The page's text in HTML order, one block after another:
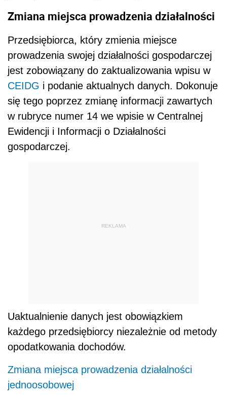
Zmiana miejsca prowadzenia działalności
Przedsiębiorca, który zmienia miejsce
prowadzenia swojej działalności gospodarczej
jest zobowiązany do zaktualizowania wpisu w
CEIDG i podanie aktualnych danych. Dokonuje
się tego poprzez zmianę informacji zawartych
w rubryce numer 14 we wpisie w Centralnej
Ewidencji i Informacji o Działalności
gospodarczej.
REKLAMA
Uaktualnienie danych jest obowiązkiem
każdego przedsiębiorcy niezależnie od metody
opodatkowania dochodów.
Zmiana miejsca prowadzenia działalności
jednoosobowej